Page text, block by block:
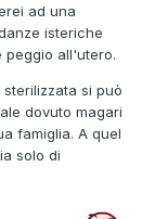
ad una
isteriche
peggio all'utero.
si può
dovuto magari
famiglia. A quel
solo di